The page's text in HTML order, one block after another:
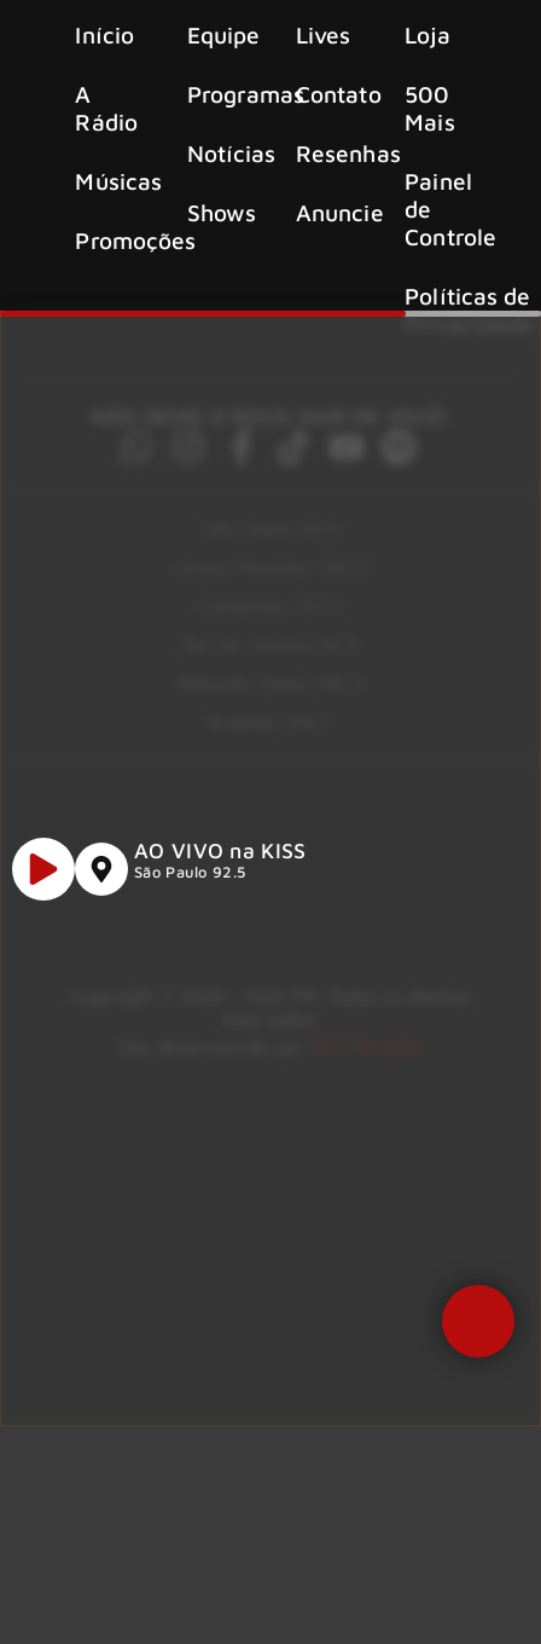
Início
A
Rádio
Músicas
Promoções
Equipe
Programas
Notícias
Shows
Lives
Contato
Resenhas
Anuncie
Loja
500
Mais
Painel
de
Controle
Políticas de
Privacidade
AO VIVO na KISS
São Paulo 92.5